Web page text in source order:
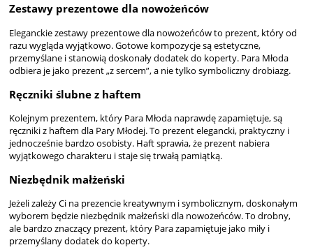
Zestawy prezentowe dla nowożeńców
Eleganckiezestawy prezentowe dla nowożeńcówto prezent, który od
razu wygląda wyjątkowo. Gotowe kompozycje są estetyczne,
przemyślane i stanowią doskonały dodatek do koperty. Para Młoda
odbiera je jako prezent „z sercem”, a nie tylko symboliczny drobiazg.
Ręczniki ślubne z haftem
Kolejnym prezentem, który Para Młoda naprawdę zapamiętuje, są
ręczniki z haftem dla Pary Młodej. To prezent elegancki, praktyczny i
jednocześnie bardzo osobisty. Haft sprawia, że prezent nabiera
wyjątkowego charakteru i staje się trwałą pamiątką.
Niezbędnik małżeński
Jeżeli zależy Ci na prezencie kreatywnym i symbolicznym, doskonałym
wyborem będzie niezbędnik małżeński dla nowożeńców. To drobny,
ale bardzo znaczący prezent, który Para zapamiętuje jako miły i
przemyślany dodatek do koperty.